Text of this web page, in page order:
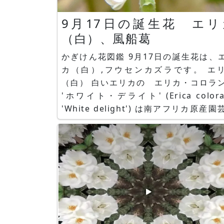
9月17日の誕生花 エリ
（白）、風船葛
かぎけん花図鑑 9月17日の誕生花は、
カ（白）,フウセンカズラです。 エリカ
（白） 白いエリカの エリカ・コロラ
'ホワイト・デライト' (Erica
'White delight') は南アフリカ原産園
種のツツジ科エリカ属の半耐寒性常緑
木です。花言葉は「幸せな愛を」です。
ウセンカズラ フウセンカズラ（風船葛
名：Candiospermum halic